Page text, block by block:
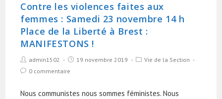
Contre les violences faites aux
femmes : Samedi 23 novembre 14 h
Place de la Liberté à Brest :
MANIFESTONS !
admin1502 19 novembre 2019
Vie de la Section
0 commentaire
Nous communistes nous sommes féministes. Nous